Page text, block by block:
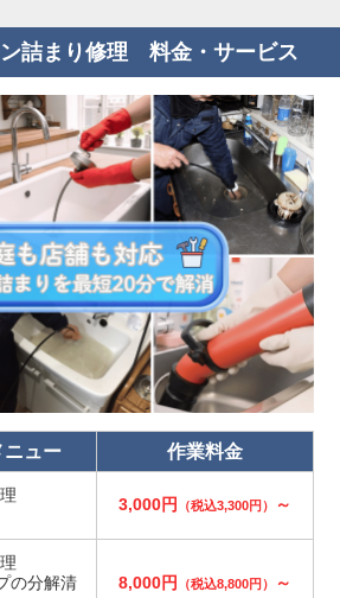
詰まり修理 料金・サービス
ニュー 作業料金
3,000円 （税込3,300円） ～
の分解清
8,000円 （税込8,800円） ～